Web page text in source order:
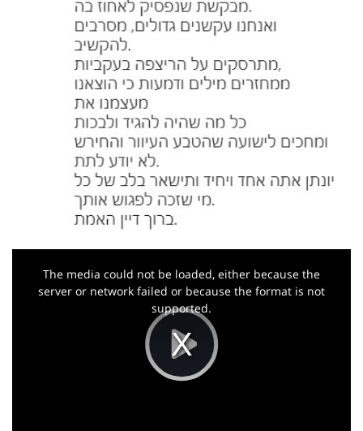
Play
This
The media could not be loaded, either because the
server or network failed or because the format is not
supported.